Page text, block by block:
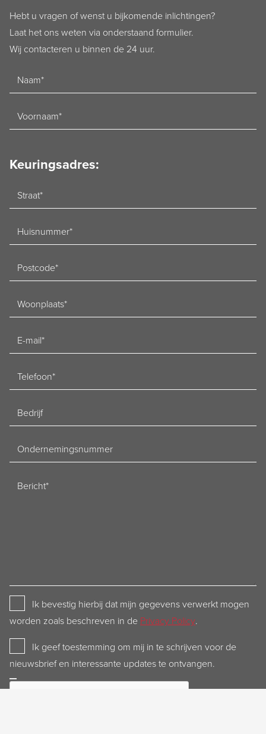
Hebt u vragen of wenst u bijkomende inlichtingen?
Laat het ons weten via onderstaand formulier.
Wij contacteren u binnen de 24 uur.
Naam
Voornaam
Keuringsadres:
Straat
Huisnummer
Postcode
Woonplaats
mailadres
Telefoon
Bedrijf
Ondernemingsnummer
Privacy
Policy
Ik bevestig hierbij dat mijn gegevens verwerkt mogen
worden zoals beschreven in de Privacy Policy.
Newsletter
Ik geef toestemming om mij in te schrijven voor de
nieuwsbrief en interessante updates te ontvangen.
CAPTCHA